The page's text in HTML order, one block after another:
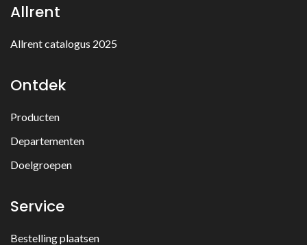
Allrent
Allrent catalogus 2025
Ontdek
Producten
Departementen
Doelgroepen
Service
Bestelling plaatsen